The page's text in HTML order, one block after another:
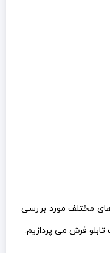
های مختلف مورد بررسی
تابلو فرش می پردازیم.